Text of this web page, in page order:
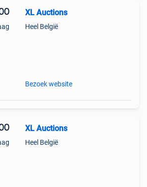
XL Auctions
Heel België
Bezoek website
XL Auctions
Heel België